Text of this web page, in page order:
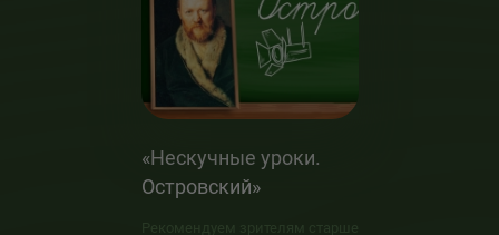
«Нескучные уроки.
Островский»